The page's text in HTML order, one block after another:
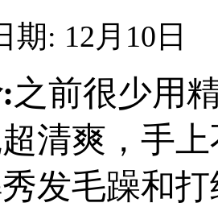
期: 12月10日
之前很少用
清爽，手
发毛躁和